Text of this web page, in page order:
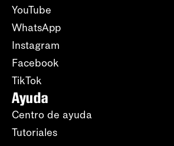
YouTube
WhatsApp
Instagram
Facebook
TikTok
Ayuda
Centro de ayuda
Tutoriales